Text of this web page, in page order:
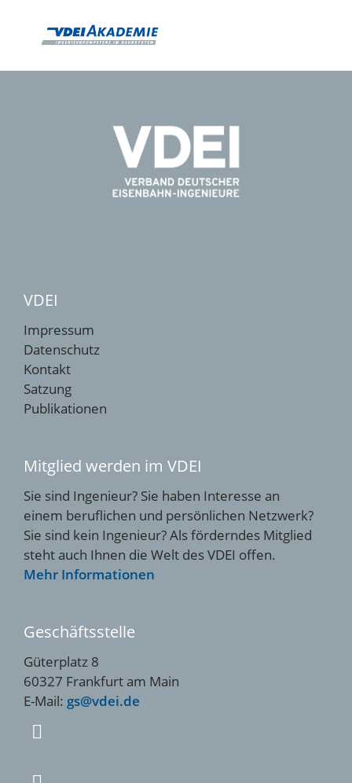
VDEI
Impressum
Datenschutz
Kontakt
Satzung
Publikationen
Mitglied werden im VDEI
Sie sind Ingenieur? Sie haben Interesse an
einem beruflichen und persönlichen Netzwerk?
Sie sind kein Ingenieur? Als förderndes Mitglied
steht auch Ihnen die Welt des VDEI offen.
Mehr Informationen
Geschäftsstelle
Güterplatz 8
60327 Frankfurt am Main
E-Mail: gs@vdei.de